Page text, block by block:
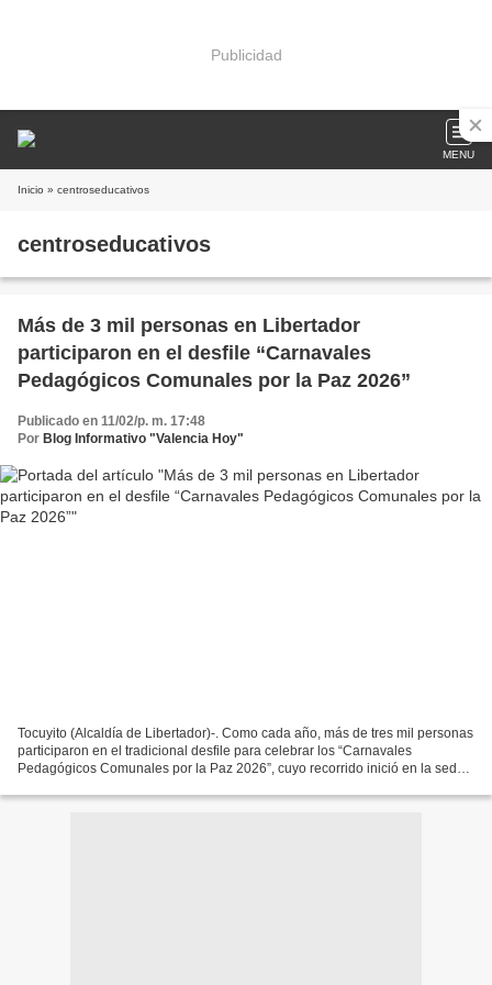
Publicidad
MENU
Inicio » centroseducativos
centroseducativos
Más de 3 mil personas en Libertador
participaron en el desfile “Carnavales
Pedagógicos Comunales por la Paz 2026”
Publicado en 11/02/p. m. 17:48
Por Blog Informativo "Valencia Hoy"
Tocuyito (Alcaldía de Libertador)-. Como cada año, más de tres mil personas
participaron en el tradicional desfile para celebrar los “Carnavales
Pedagógicos Comunales por la Paz 2026”, cuyo recorrido inició en la sede